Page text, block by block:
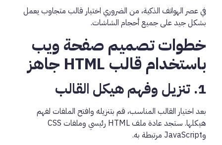
في عصر الهواتف الذكية، من الضروري اختيار قالب متجاوب يعمل
بشكل جيد على جميع أحجام الشاشات.
خطوات تصميم صفحة ويب
باستخدام قالب HTML جاهز
1. تنزيل وفهم هيكل القالب
بعد اختيار القالب المناسب، قم بتنزيله وافتح الملفات لفهم
هيكلها. ستجد عادة ملف HTML رئيسي وملفات CSS
وJavaScript مرتبطة به.